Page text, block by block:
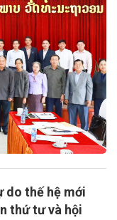
do thế hệ mới
thứ tư và hội